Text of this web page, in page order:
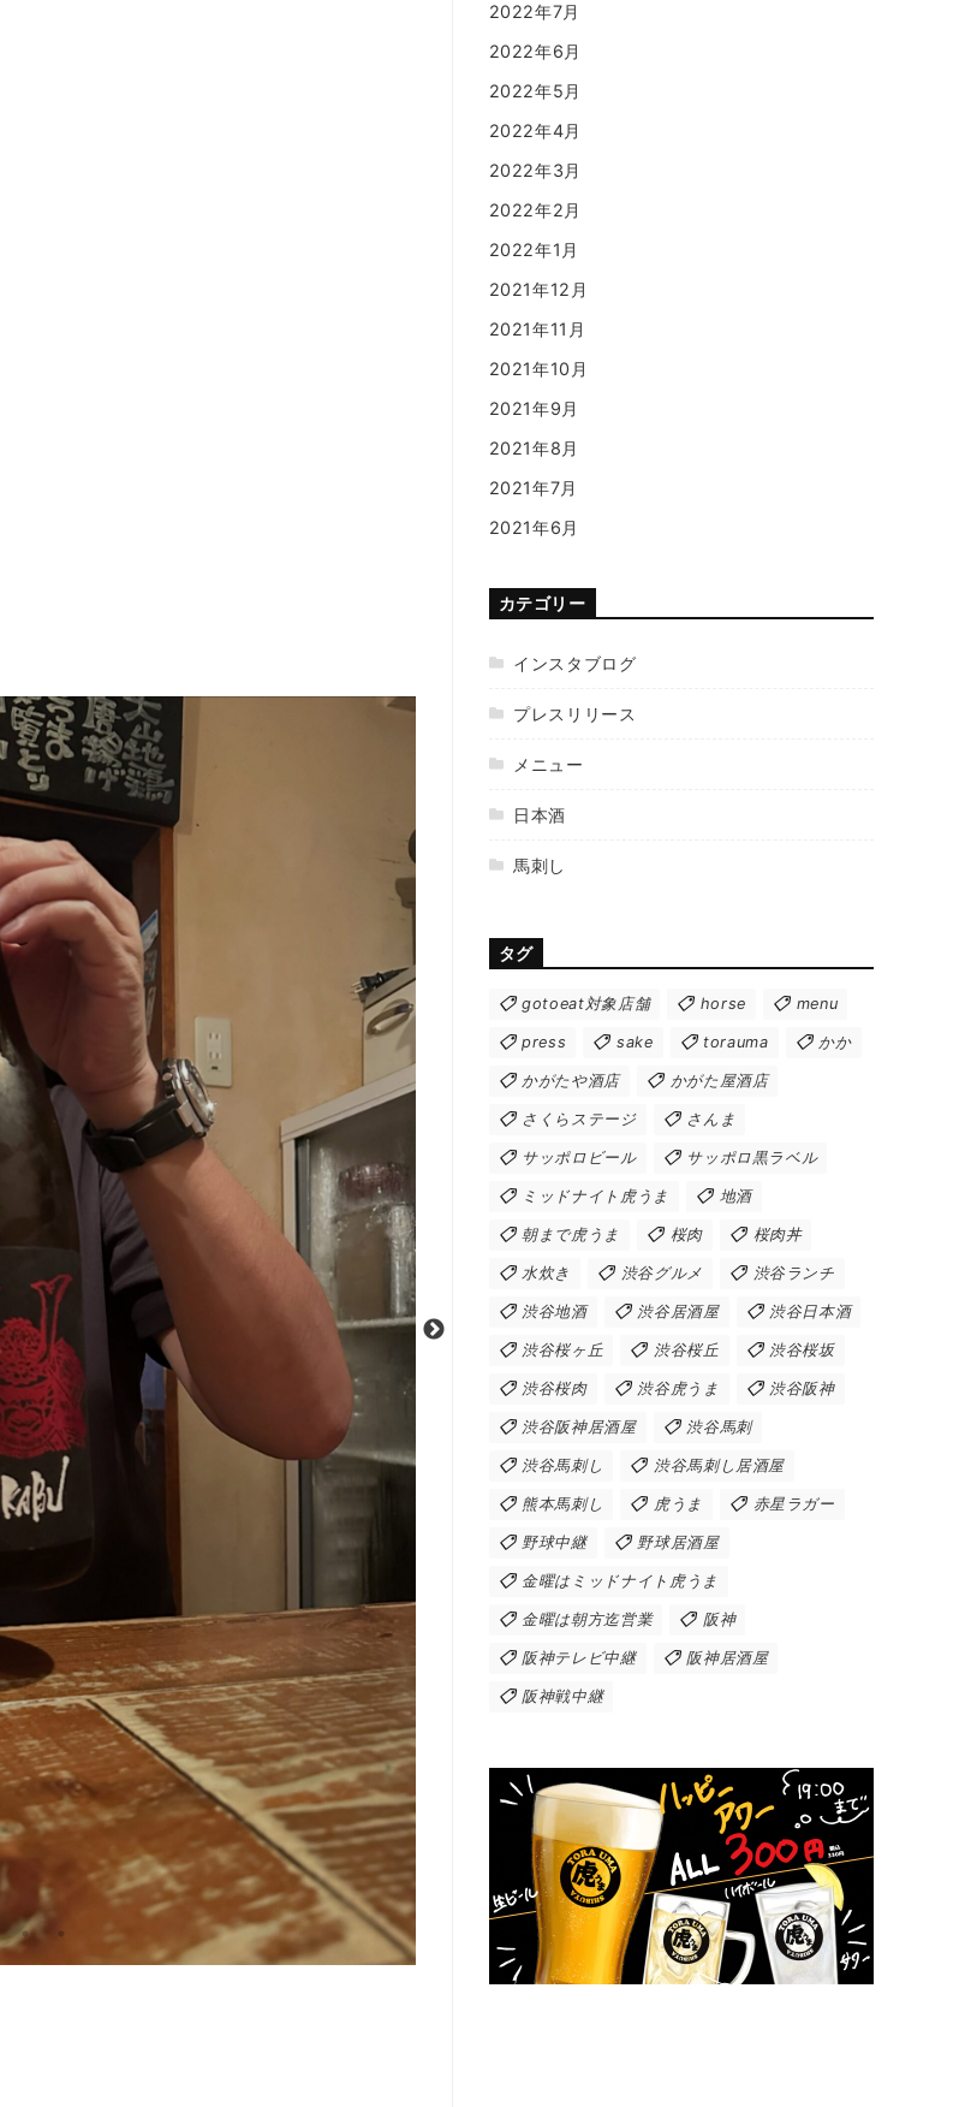
2022年7月
2022年6月
2022年5月
2022年4月
2022年3月
2022年2月
2022年1月
2021年12月
2021年11月
2021年10月
2021年9月
2021年8月
2021年7月
2021年6月
カテゴリー
インスタブログ
プレスリリース
メニュー
日本酒
馬刺し
タグ
gotoeat対象店舗 horse menu
press sake torauma かか
かがたや酒店 かがた屋酒店
さくらステージ さんま
サッポロビール サッポロ黒ラベル
ミッドナイト虎うま 地酒
朝まで虎うま 桜肉 桜肉丼
水炊き 渋谷グルメ 渋谷ランチ
渋谷地酒 渋谷居酒屋 渋谷日本酒
渋谷桜ヶ丘 渋谷桜丘 渋谷桜坂
渋谷桜肉 渋谷虎うま 渋谷阪神
渋谷阪神居酒屋 渋谷馬刺
渋谷馬刺し 渋谷馬刺し居酒屋
熊本馬刺し 虎うま 赤星ラガー
野球中継 野球居酒屋
金曜はミッドナイト虎うま
金曜は朝方迄営業 阪神
阪神テレビ中継 阪神居酒屋
阪神戦中継